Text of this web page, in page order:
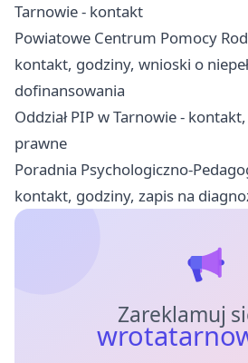
Tarnowie - kontakt
Powiatowe Centrum Pomocy
kontakt, godziny, wnioski o
dofinansowania
Oddział PIP w Tarnowie -
prawne
Poradnia Psychologiczno-
kontakt, godziny, zapis na
Zareklamuj